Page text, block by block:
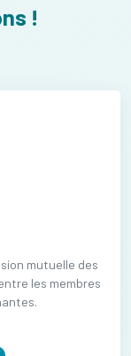
!
mutuelle des
les membres